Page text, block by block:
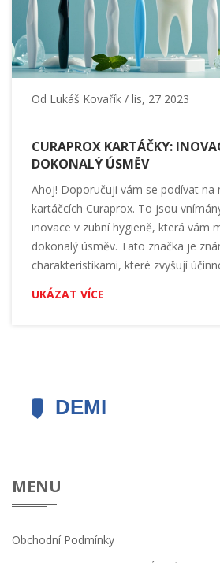
Od Lukáš Kovařík / lis, 27 2023
CURAPROX KARTÁČKY:
DOKONALÝ ÚSMĚV
Ahoj! Doporučuji vám se podívat na
kartáčcích Curaprox. To jsou
inovace v zubní hygieně, která vám
dokonalý úsměv. Tato značka je
charakteristikami, které zvyšují
přispívají k lepší zubní péči. Takže
dokonalý úsměv, proč to nezkusit s
UKÁZAT VÍCE
MENU
Obchodní Podmínky